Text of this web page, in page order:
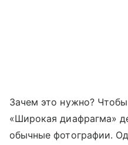
Зачем это нужно?
«Широкая диафрагма»
обычные фотографии.